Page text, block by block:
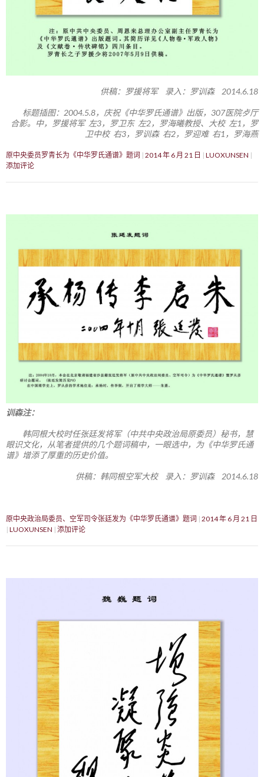
供稿：罗援将军 录入：罗训森 2014.6.18
标题插图：2004.5.8，庆祝《中华罗氏通谱》出版，307医院歺厅
合影。中，罗援将军 左3，罗卫东 左2，罗海曦教授、大校 左1，罗
卫中校 右3，罗训森 右2，罗迎难 右1，罗海燕
原中央委员罗青长为《中华罗氏通谱》题词 2014 年 6 月 21 日
LUOXUNSEN
添加评论
训森注：
韩同根大校时任张廷发将军（中共中央政治局原委员）秘书，慧
眼识文化，从笔者提供的几个题词稿中，一眼选中，为《中华罗氏通
谱》增添了厚重的历史价值。
供稿：韩同根空军大校 录入：罗训森 2014.6.18
原中央政治局委员、空军司令张廷发为《中华罗氏通谱》题词 2014 年 6 月 21 日
LUOXUNSEN 添加评论